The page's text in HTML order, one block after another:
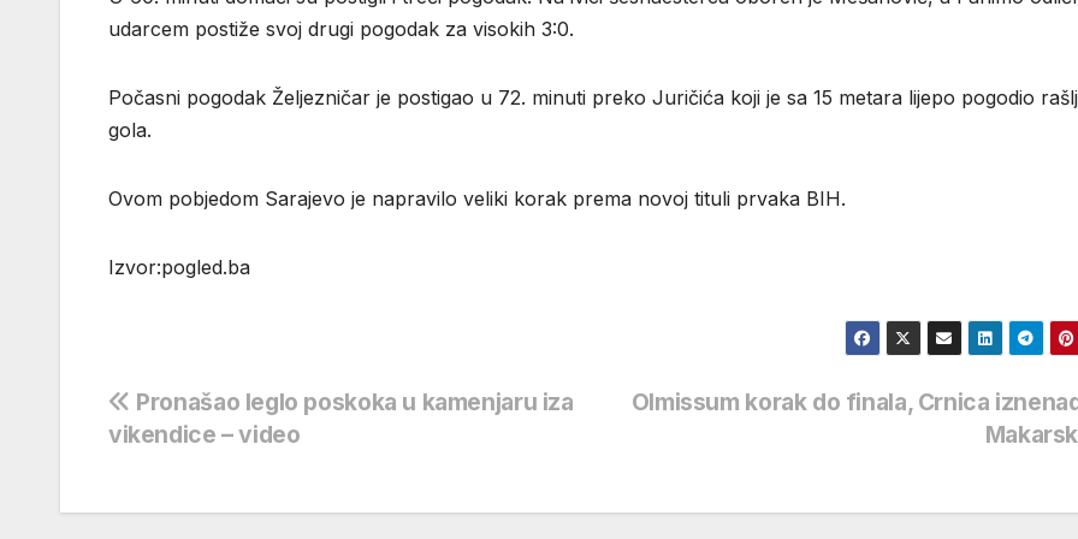
udarcem postiže svoj drugi pogodak za visokih 3:0.
Počasni pogodak Željezničar je postigao u 72. minuti preko Juričića koji je sa 15 metara lijepo pogodio
gola.
Ovom pobjedom Sarajevo je napravilo veliki korak prema novoj tituli prvaka BIH.
Izvor:pogled.ba
Navigacija
Olmissum korak do finala, Crnica
Pronašao leglo poskoka u kamenjaru iza
vikendice – video